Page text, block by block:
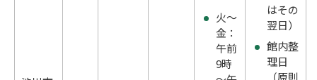
火～
金：
午前
9時
はその
翌日）
館内整
理日
（原則